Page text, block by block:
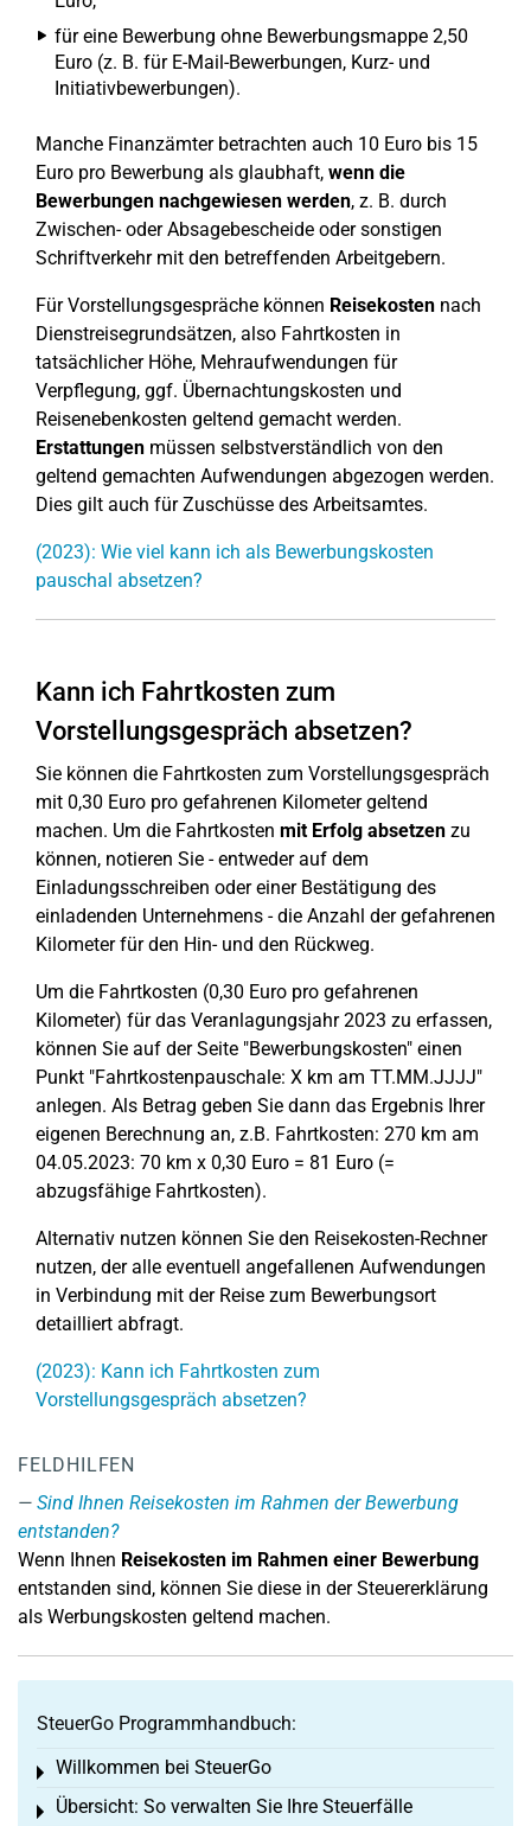
für eine Bewerbung ohne Bewerbungsmappe 2,50
Euro (z. B. für E-Mail-Bewerbungen, Kurz- und
Initiativbewerbungen).
Manche Finanzämter betrachten auch 10 Euro bis 15
Euro pro Bewerbung als glaubhaft, wenn die
Bewerbungen nachgewiesen werden, z. B. durch
Zwischen- oder Absagebescheide oder sonstigen
Schriftverkehr mit den betreffenden Arbeitgebern.
Für Vorstellungsgespräche können Reisekosten nach
Dienstreisegrundsätzen, also Fahrtkosten in
tatsächlicher Höhe, Mehraufwendungen für
Verpflegung, ggf. Übernachtungskosten und
Reisenebenkosten geltend gemacht werden.
Erstattungen müssen selbstverständlich von den
geltend gemachten Aufwendungen abgezogen werden.
Dies gilt auch für Zuschüsse des Arbeitsamtes.
(2023): Wie viel kann ich als Bewerbungskosten
pauschal absetzen?
Kann ich Fahrtkosten zum
Vorstellungsgespräch absetzen?
Sie können die Fahrtkosten zum Vorstellungsgespräch
mit 0,30 Euro pro gefahrenen Kilometer geltend
machen. Um die Fahrtkosten mit Erfolg absetzen zu
können, notieren Sie - entweder auf dem
Einladungsschreiben oder einer Bestätigung des
einladenden Unternehmens - die Anzahl der gefahrenen
Kilometer für den Hin- und den Rückweg.
Um die Fahrtkosten (0,30 Euro pro gefahrenen
Kilometer) für das Veranlagungsjahr 2023 zu erfassen,
können Sie auf der Seite "Bewerbungskosten" einen
Punkt "Fahrtkostenpauschale: X km am TT.MM.JJJJ"
anlegen. Als Betrag geben Sie dann das Ergebnis Ihrer
eigenen Berechnung an, z.B. Fahrtkosten: 270 km am
04.05.2023: 70 km x 0,30 Euro = 81 Euro (=
abzugsfähige Fahrtkosten).
Alternativ nutzen können Sie den Reisekosten-Rechner
nutzen, der alle eventuell angefallenen Aufwendungen
in Verbindung mit der Reise zum Bewerbungsort
detailliert abfragt.
(2023): Kann ich Fahrtkosten zum
Vorstellungsgespräch absetzen?
FELDHILFEN
Sind Ihnen Reisekosten im Rahmen der Bewerbung
entstanden?
Wenn Ihnen Reisekosten im Rahmen einer Bewerbung
entstanden sind, können Sie diese in der Steuererklärung
als Werbungskosten geltend machen.
SteuerGo Programmhandbuch:
Willkommen bei SteuerGo
Toggle menu
Übersicht: So verwalten Sie Ihre Steuerfälle
Toggle menu